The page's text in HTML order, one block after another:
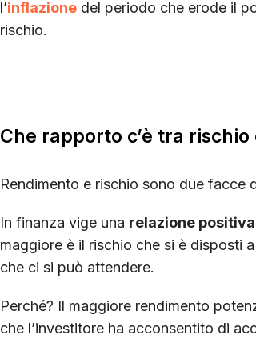
l’inflazione del periodo che erode il
rischio.
Che rapporto c’è tra
Rendimento e rischio sono due facce
In finanza vige una relazione
maggiore è il rischio che si è disposti
che ci si può attendere.
Perché? Il maggiore rendimento
che l’investitore ha acconsentito di